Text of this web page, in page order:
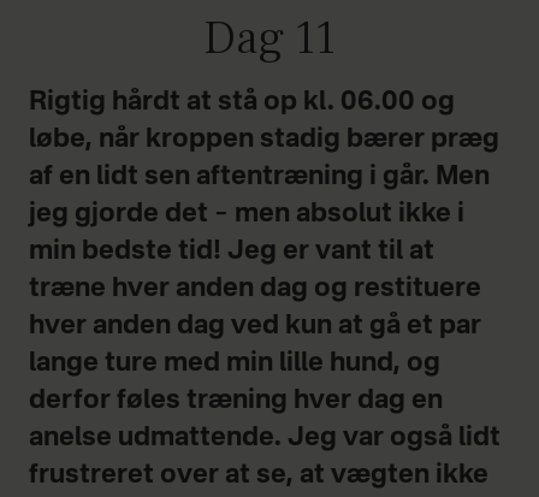
Dag 11
Rigtig hårdt at stå op kl. 06.00 og
løbe, når kroppen stadig bærer præg
af en lidt sen aftentræning i går. Men
jeg gjorde det – men absolut ikke i
min bedste tid! Jeg er vant til at
træne hver anden dag og restituere
hver anden dag ved kun at gå et par
lange ture med min lille hund, og
derfor føles træning hver dag en
anelse udmattende. Jeg var også lidt
frustreret over at se, at vægten ikke